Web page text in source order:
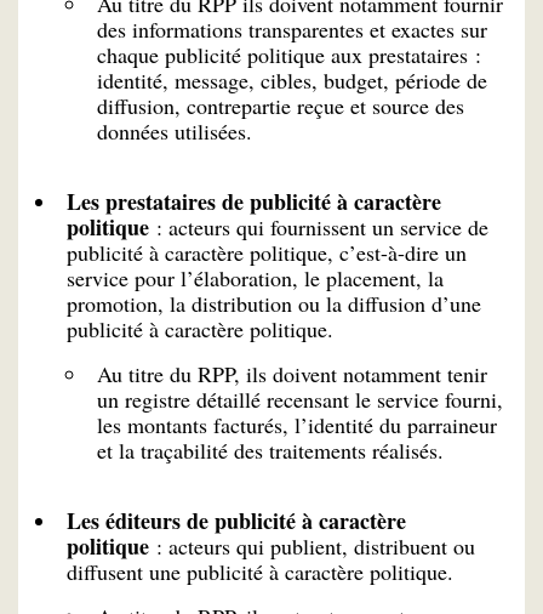
des informations transparentes et exactes sur
chaque publicité politique aux prestataires :
identité, message, cibles, budget, période de
diffusion, contrepartie reçue et source des
données utilisées.
Les prestataires de publicité à caractère
politique : acteurs qui fournissent un service de
publicité à caractère politique, c’est-à-dire un
service pour l’élaboration, le placement, la
promotion, la distribution ou la diffusion d’une
publicité à caractère politique.
Au titre du RPP, ils doivent notamment tenir
un registre détaillé recensant le service fourni,
les montants facturés, l’identité du parraineur
et la traçabilité des traitements réalisés.
Les éditeurs de publicité à caractère
politique : acteurs qui publient, distribuent ou
diffusent une publicité à caractère politique.